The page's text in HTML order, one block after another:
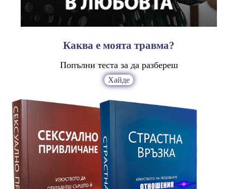
Каква е моята травма?
Попълни теста за да разбереш
Хайде